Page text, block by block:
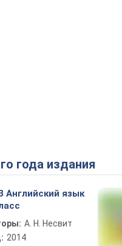
года издания
Английский язык
А. Н. Несвит
2014